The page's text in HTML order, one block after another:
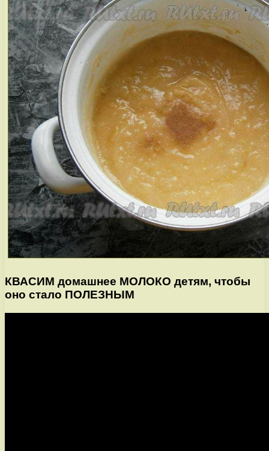
КВАСИМ домашнее МОЛОКО детям, чтобы
оно стало ПОЛЕЗНЫМ